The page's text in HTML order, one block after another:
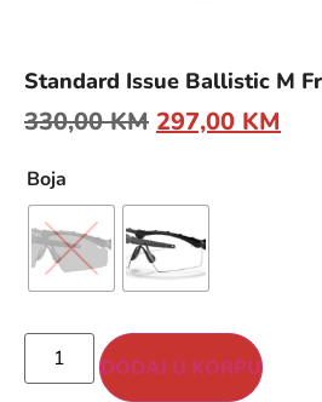
Standard Issue Ballistic M
330,00KM 297,00 KM
Boja
DODAJ U KORPU